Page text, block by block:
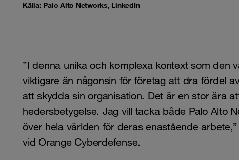
Källa: Palo Alto Networks, LinkedIn
”I denna unika och komplexa kontext som den
viktigare än någonsin för företag att dra fördel
att skydda sin organisation. Det är en stor ära
hedersbetygelse. Jag vill tacka både Palo Alto
över hela världen för deras enastående
vid Orange Cyberdefense.